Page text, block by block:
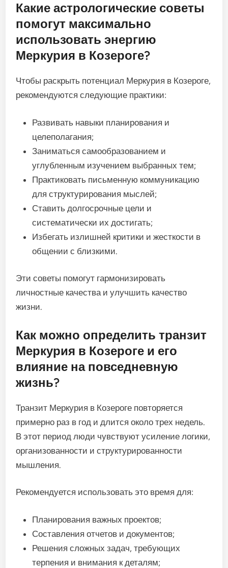
Какие астрологические советы
помогут максимально
использовать энергию
Меркурия в Козероге?
Чтобы раскрыть потенциал Меркурия в Козероге,
рекомендуются следующие практики:
Развивать навыки планирования и
целеполагания;
Заниматься самообразованием и
углубленным изучением выбранных тем;
Практиковать письменную коммуникацию
для структурирования мыслей;
Ставить долгосрочные цели и
систематически их достигать;
Избегать излишней критики и жесткости в
общении с близкими.
Эти советы помогут гармонизировать
личностные качества и улучшить качество
жизни.
Как можно определить транзит
Меркурия в Козероге и его
влияние на повседневную
жизнь?
Транзит Меркурия в Козероге повторяется
примерно раз в год и длится около трех недель.
В этот период люди чувствуют усиление логики,
организованности и структурированности
мышления.
Рекомендуется использовать это время для:
Планирования важных проектов;
Составления отчетов и документов;
Решения сложных задач, требующих
терпения и внимания к деталям;